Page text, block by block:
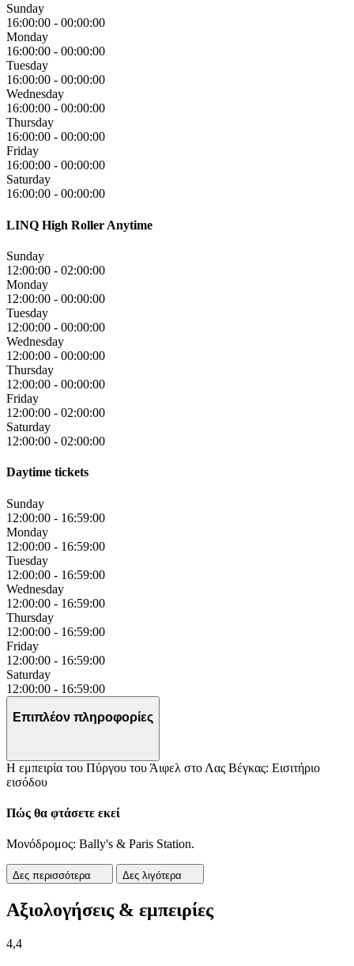
Sunday
16:00:00 - 00:00:00
Monday
16:00:00 - 00:00:00
Tuesday
16:00:00 - 00:00:00
Wednesday
16:00:00 - 00:00:00
Thursday
16:00:00 - 00:00:00
Friday
16:00:00 - 00:00:00
Saturday
16:00:00 - 00:00:00
LINQ High Roller Anytime
Sunday
12:00:00 - 02:00:00
Monday
12:00:00 - 00:00:00
Tuesday
12:00:00 - 00:00:00
Wednesday
12:00:00 - 00:00:00
Thursday
12:00:00 - 00:00:00
Friday
12:00:00 - 02:00:00
Saturday
12:00:00 - 02:00:00
Daytime tickets
Sunday
12:00:00 - 16:59:00
Monday
12:00:00 - 16:59:00
Tuesday
12:00:00 - 16:59:00
Wednesday
12:00:00 - 16:59:00
Thursday
12:00:00 - 16:59:00
Friday
12:00:00 - 16:59:00
Saturday
12:00:00 - 16:59:00
Επιπλέον πληροφορίες
Η εμπειρία του Πύργου του Άιφελ στο Λας Βέγκας: Εισιτήριο
εισόδου
Πώς θα φτάσετε εκεί
Μονόδρομος: Bally's & Paris Station.
Δες περισσότερα Δες λιγότερα
Αξιολογήσεις & εμπειρίες
4,4